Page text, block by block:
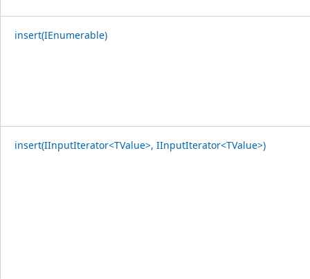
insert(IEnumerable)
insert(IInputIterator<TValue>, IInputIterator<TValue>)